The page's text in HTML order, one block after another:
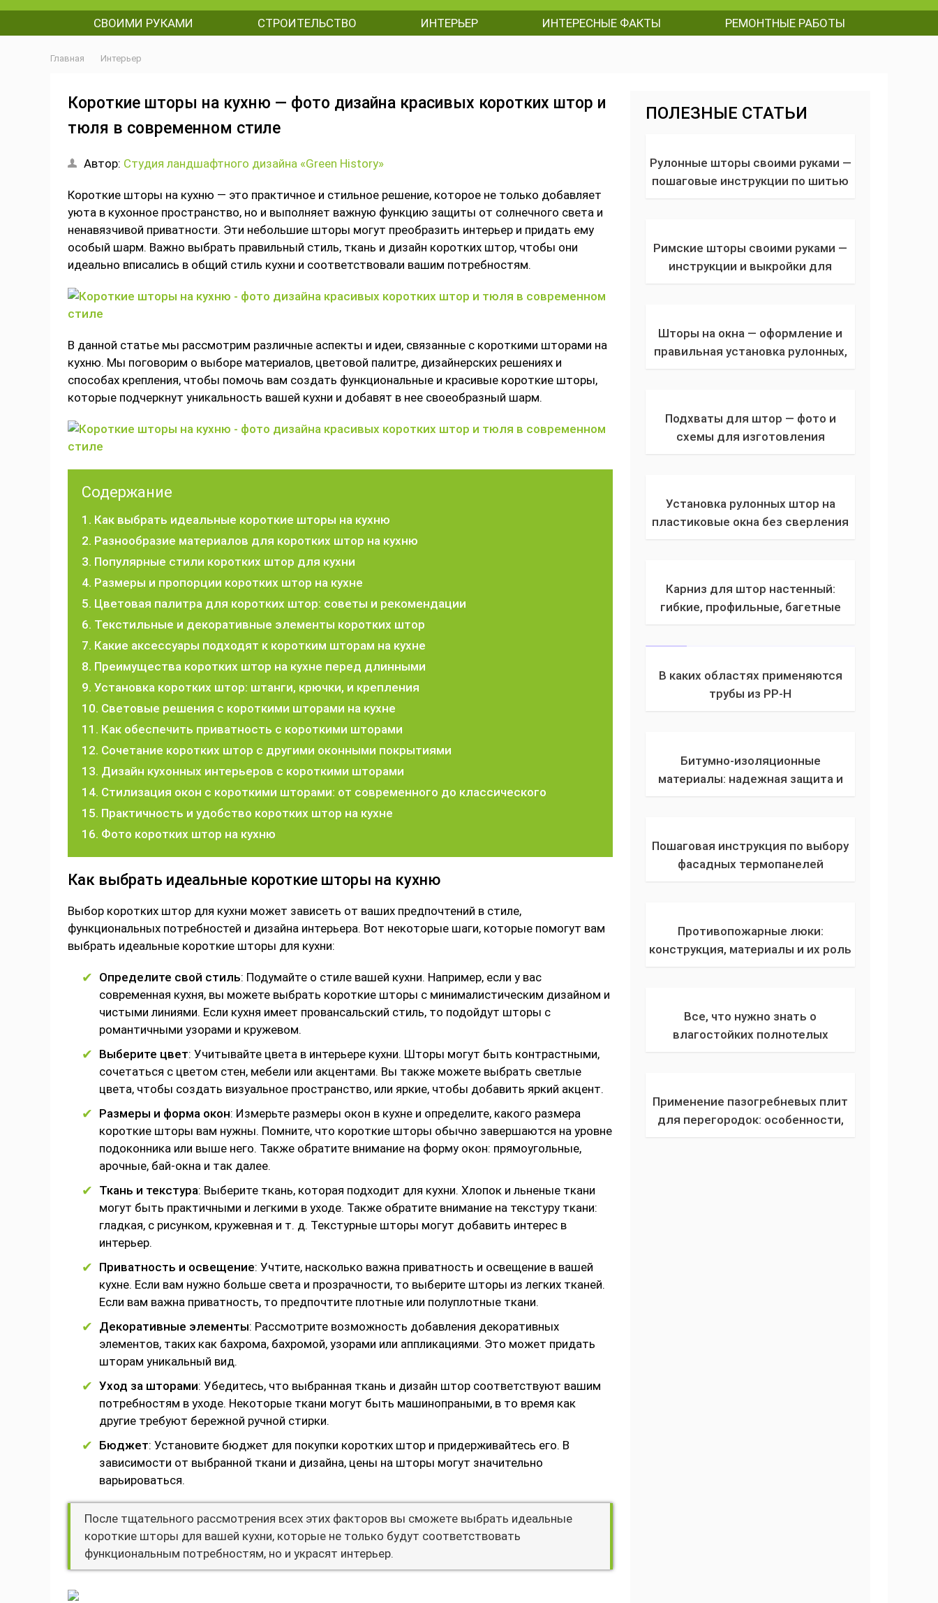
СВОИМИ РУКАМИ СТРОИТЕЛЬСТВО ИНТЕРЬЕР ИНТЕРЕСНЫЕ ФАКТЫ РЕМОНТНЫЕ РАБОТЫ
Главная Интерьер
Короткие шторы на кухню — фото дизайна красивых коротких штор и
тюля в современном стиле
Автор: Студия ландшафтного дизайна «Green History»
Короткие шторы на кухню — это практичное и стильное решение, которое не только добавляет
уюта в кухонное пространство, но и выполняет важную функцию защиты от солнечного света и
ненавязчивой приватности. Эти небольшие шторы могут преобразить интерьер и придать ему
особый шарм. Важно выбрать правильный стиль, ткань и дизайн коротких штор, чтобы они
идеально вписались в общий стиль кухни и соответствовали вашим потребностям.
В данной статье мы рассмотрим различные аспекты и идеи, связанные с короткими шторами на
кухню. Мы поговорим о выборе материалов, цветовой палитре, дизайнерских решениях и
способах крепления, чтобы помочь вам создать функциональные и красивые короткие шторы,
которые подчеркнут уникальность вашей кухни и добавят в нее своеобразный шарм.
Содержание
Как выбрать идеальные короткие шторы на кухню
Разнообразие материалов для коротких штор на кухню
Популярные стили коротких штор для кухни
Размеры и пропорции коротких штор на кухне
Цветовая палитра для коротких штор: советы и рекомендации
Текстильные и декоративные элементы коротких штор
Какие аксессуары подходят к коротким шторам на кухне
Преимущества коротких штор на кухне перед длинными
Установка коротких штор: штанги, крючки, и крепления
Световые решения с короткими шторами на кухне
Как обеспечить приватность с короткими шторами
Сочетание коротких штор с другими оконными покрытиями
Дизайн кухонных интерьеров с короткими шторами
Стилизация окон с короткими шторами: от современного до классического
Практичность и удобство коротких штор на кухне
Фото коротких штор на кухню
Как выбрать идеальные короткие шторы на кухню
Выбор коротких штор для кухни может зависеть от ваших предпочтений в стиле,
функциональных потребностей и дизайна интерьера. Вот некоторые шаги, которые помогут вам
выбрать идеальные короткие шторы для кухни:
Определите свой стиль: Подумайте о стиле вашей кухни. Например, если у вас
современная кухня, вы можете выбрать короткие шторы с минималистическим дизайном и
чистыми линиями. Если кухня имеет провансальский стиль, то подойдут шторы с
романтичными узорами и кружевом.
Выберите цвет: Учитывайте цвета в интерьере кухни. Шторы могут быть контрастными,
сочетаться с цветом стен, мебели или акцентами. Вы также можете выбрать светлые
цвета, чтобы создать визуальное пространство, или яркие, чтобы добавить яркий акцент.
Размеры и форма окон: Измерьте размеры окон в кухне и определите, какого размера
короткие шторы вам нужны. Помните, что короткие шторы обычно завершаются на уровне
подоконника или выше него. Также обратите внимание на форму окон: прямоугольные,
арочные, бай-окна и так далее.
Ткань и текстура: Выберите ткань, которая подходит для кухни. Хлопок и льненые ткани
могут быть практичными и легкими в уходе. Также обратите внимание на текстуру ткани:
гладкая, с рисунком, кружевная и т. д. Текстурные шторы могут добавить интерес в
интерьер.
Приватность и освещение: Учтите, насколько важна приватность и освещение в вашей
кухне. Если вам нужно больше света и прозрачности, то выберите шторы из легких тканей.
Если вам важна приватность, то предпочтите плотные или полуплотные ткани.
Декоративные элементы: Рассмотрите возможность добавления декоративных
элементов, таких как бахрома, бахромой, узорами или аппликациями. Это может придать
шторам уникальный вид.
Уход за шторами: Убедитесь, что выбранная ткань и дизайн штор соответствуют вашим
потребностям в уходе. Некоторые ткани могут быть машинопраными, в то время как
другие требуют бережной ручной стирки.
Бюджет: Установите бюджет для покупки коротких штор и придерживайтесь его. В
зависимости от выбранной ткани и дизайна, цены на шторы могут значительно
варьироваться.
После тщательного рассмотрения всех этих факторов вы сможете выбрать идеальные
короткие шторы для вашей кухни, которые не только будут соответствовать
функциональным потребностям, но и украсят интерьер.
ПОЛЕЗНЫЕ СТАТЬИ
Рулонные шторы своими руками —
пошаговые инструкции по шитью
Римские шторы своими руками —
инструкции и выкройки для
Шторы на окна — оформление и
правильная установка рулонных,
Подхваты для штор — фото и
схемы для изготовления
Установка рулонных штор на
пластиковые окна без сверления
Карниз для штор настенный:
гибкие, профильные, багетные
В каких областях применяются
трубы из PP-H
Битумно-изоляционные
материалы: надежная защита и
Пошаговая инструкция по выбору
фасадных термопанелей
Противопожарные люки:
конструкция, материалы и их роль
Все, что нужно знать о
влагостойких полнотелых
Применение пазогребневых плит
для перегородок: особенности,